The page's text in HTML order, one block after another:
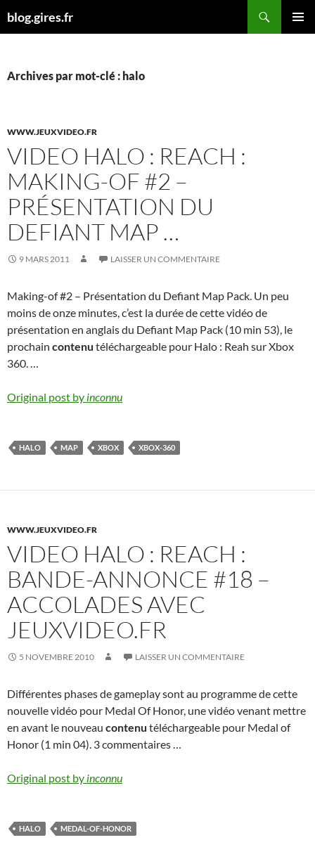
aublog.gires.fr
Archives par mot-clé : halo
WWW.JEUXVIDEO.FR
VIDEO HALO : REACH :
MAKING-OF #2 –
PRÉSENTATION DU
DEFIANT MAP …
9 MARS 2011 LAISSER UN COMMENTAIRE
Making-of #2 – Présentation du Defiant Map Pack. Un peu
moins de onze minutes, c’est la durée de cette vidéo de
présentation en anglais du Defiant Map Pack (10 min 53), le
prochain contenu téléchargeable pour Halo : Reah sur Xbox
360. …
Original post by inconnu
HALO MAP XBOX XBOX-360
WWW.JEUXVIDEO.FR
VIDEO HALO : REACH :
BANDE-ANNONCE #18 –
ACCOLADES AVEC
JEUXVIDEO.FR
5 NOVEMBRE 2010 LAISSER UN COMMENTAIRE
Différentes phases de gameplay sont au programme de cette
nouvelle vidéo pour Medal Of Honor, une vidéo venant mettre
en avant le nouveau contenu téléchargeable pour Medal of
Honor (1 min 04). 3 commentaires …
Original post by inconnu
HALO MEDAL-OF-HONOR